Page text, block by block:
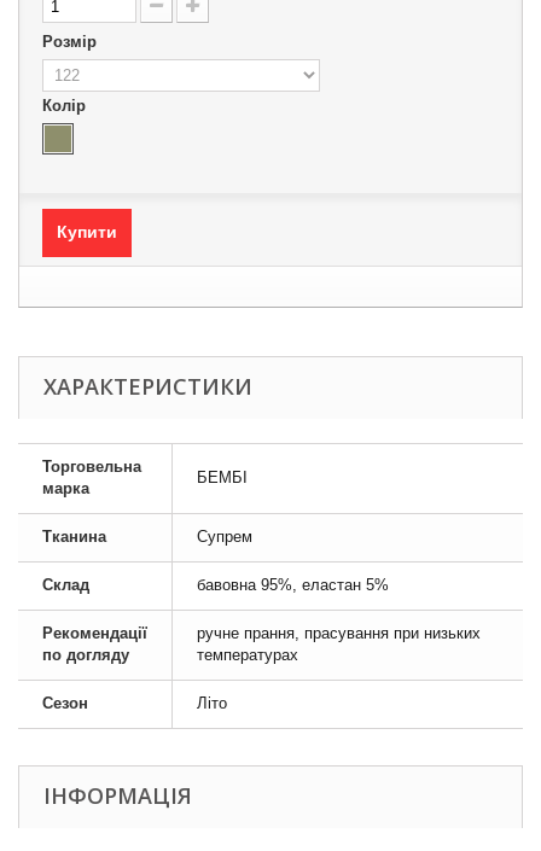
Розмір
Колір
Купити
ХАРАКТЕРИСТИКИ
Торговельна
марка
БЕМБІ
Тканина Супрем
Склад бавовна 95%, еластан 5%
Рекомендації
по догляду
ручне прання, прасування при низьких
температурах
Сезон Літо
ІНФОРМАЦІЯ